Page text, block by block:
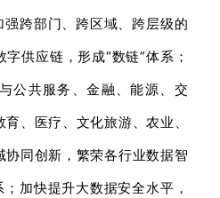
强跨部门、跨区域、跨层级的
供应链，形成“数链”体系；
公共服务、金融、能源、交
、医疗、文化旅游、农业、
同创新，繁荣各行业数据智
加快提升大数据安全水平，